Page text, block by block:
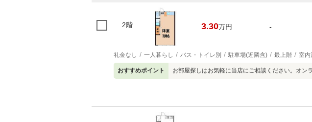
2階 3.30万円 -
礼金なし 一人暮らし バス・トイレ別 駐車場(近隣含) 最上階 室内
おすすめポイント お部屋探しはお気軽に当店にご相談ください。オン